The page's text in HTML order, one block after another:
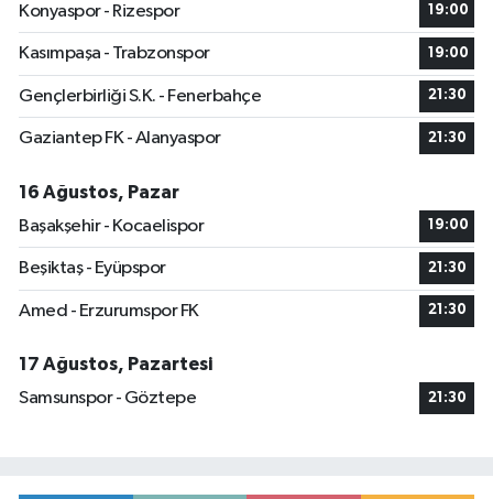
Konyaspor - Rizespor
19:00
Kasımpaşa - Trabzonspor 19:00
Gençlerbirliği S.K. - Fenerbahçe 21:30
Gaziantep FK - Alanyaspor 21:30
16 Ağustos, Pazar
Başakşehir - Kocaelispor
19:00
Beşiktaş - Eyüpspor 21:30
Amed - Erzurumspor FK 21:30
17 Ağustos, Pazartesi
Samsunspor - Göztepe
21:30